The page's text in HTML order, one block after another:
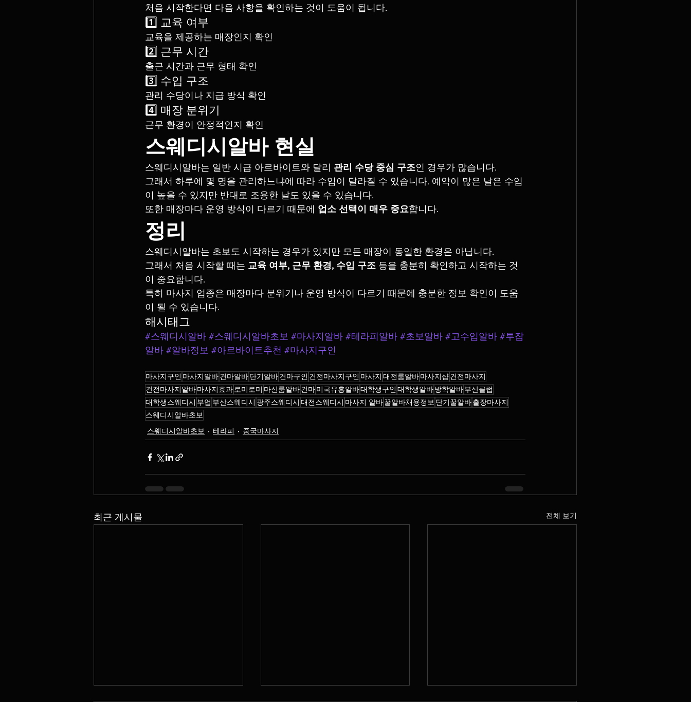
처음 시작한다면 다음 사항을 확인하는 것이 도움이 됩니다.
1️⃣ 교육 여부
교육을 제공하는 매장인지 확인
2️⃣ 근무 시간
출근 시간과 근무 형태 확인
3️⃣ 수입 구조
관리 수당이나 지급 방식 확인
4️⃣ 매장 분위기
근무 환경이 안정적인지 확인
스웨디시알바 현실
스웨디시알바는 일반 시급 아르바이트와 달리 관리 수당 중심 구조인 경우가 많습니다.
그래서 하루에 몇 명을 관리하느냐에 따라 수입이 달라질 수 있습니다. 예약이 많은 날은 수입
이 높을 수 있지만 반대로 조용한 날도 있을 수 있습니다.
또한 매장마다 운영 방식이 다르기 때문에 업소 선택이 매우 중요합니다.
정리
스웨디시알바는 초보도 시작하는 경우가 있지만 모든 매장이 동일한 환경은 아닙니다.
그래서 처음 시작할 때는 교육 여부, 근무 환경, 수입 구조 등을 충분히 확인하고 시작하는 것
이 중요합니다.
특히 마사지 업종은 매장마다 분위기나 운영 방식이 다르기 때문에 충분한 정보 확인이 도움
이 될 수 있습니다.
해시태그
#스웨디시알바 #스웨디시알바초보 #마사지알바 #테라피알바 #초보알바 #고수입알바 #투잡
알바 #알바정보 #아르바이트추천 #마사지구인
마사지구인 마사지알바건마알바단기알바건마구인 건전마사지구인 마사지 대전룸알바마사지샵건전마사지
건전마사지알바마사지효과로미로미 마산룸알바건마미국유흥알바대학생구인 대학생알바방학알바부산클럽
대학생스웨디시 부업 부산스웨디시 광주스웨디시 대전스웨디시 마사지 알바꿀알바채용정보 단기꿀알바출장마사지
스웨디시알바초보
스웨디시알바초보
테라피 중국마사지
최근 게시물 전체 보기